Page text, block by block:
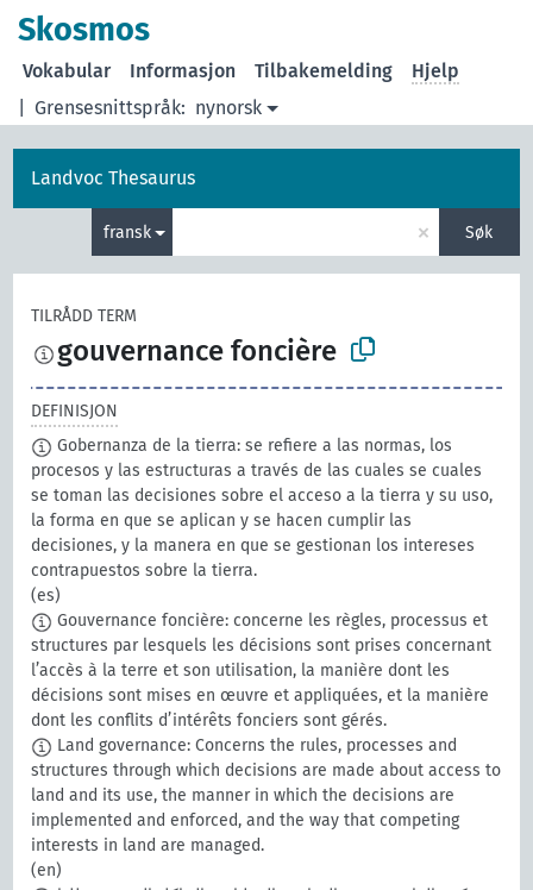
Skosmos
Grensesnittspråk: nynorsk
Vokabular Informasjon Tilbakemelding Hjelp
Landvoc Thesaurus
fransk × Søk
TILRÅDD TERM
gouvernance foncière
DEFINISJON
Gobernanza de la tierra: se refiere a las normas, los
procesos y las estructuras a través de las cuales se cuales
se toman las decisiones sobre el acceso a la tierra y su uso,
la forma en que se aplican y se hacen cumplir las
decisiones, y la manera en que se gestionan los intereses
contrapuestos sobre la tierra.
(es)
Gouvernance foncière: concerne les règles, processus et
structures par lesquels les décisions sont prises concernant
l’accès à la terre et son utilisation, la manière dont les
décisions sont mises en œuvre et appliquées, et la manière
dont les conflits d’intérêts fonciers sont gérés.
Land governance: Concerns the rules, processes and
structures through which decisions are made about access to
land and its use, the manner in which the decisions are
implemented and enforced, and the way that competing
interests in land are managed.
(en)